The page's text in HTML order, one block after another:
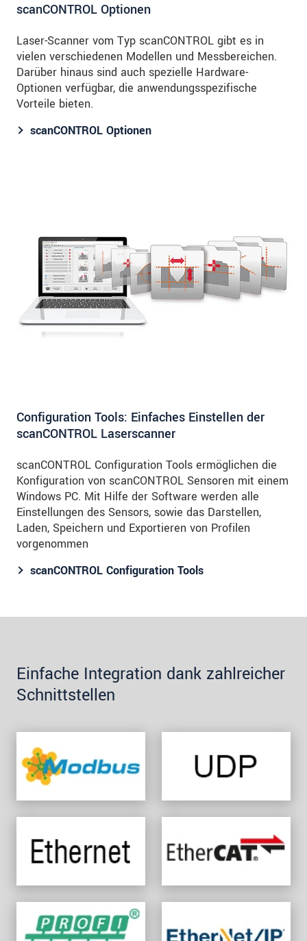
scanCONTROL Optionen
Laser-Scanner vom Typ scanCONTROL gibt es in
vielen verschiedenen Modellen und Messbereichen.
Darüber hinaus sind auch spezielle Hardware-
Optionen verfügbar, die anwendungsspezifische
Vorteile bieten.
scanCONTROL Optionen
Configuration Tools: Einfaches Einstellen der
scanCONTROL Laserscanner
scanCONTROL Configuration Tools ermöglichen die
Konfiguration von scanCONTROL Sensoren mit einem
Windows PC. Mit Hilfe der Software werden alle
Einstellungen des Sensors, sowie das Darstellen,
Laden, Speichern und Exportieren von Profilen
vorgenommen
scanCONTROL Configuration Tools
Einfache Integration dank zahlreicher
Schnittstellen